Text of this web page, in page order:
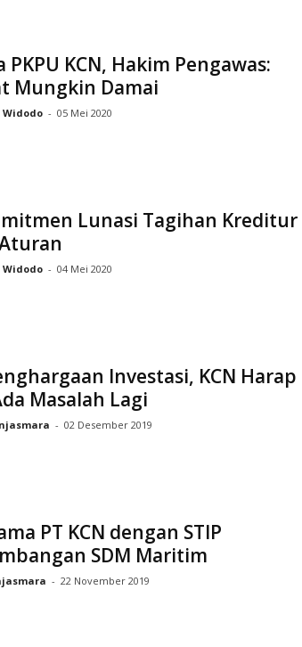
PKPU KCN, Hakim Pengawas:
Mungkin Damai
Widodo - 05 Mei 2020
Lunasi Tagihan Kreditur
Widodo - 04 Mei 2020
Investasi, KCN Harap
Masalah Lagi
- 02 Desember 2019
PT KCN dengan STIP
SDM Maritim
- 22 November 2019